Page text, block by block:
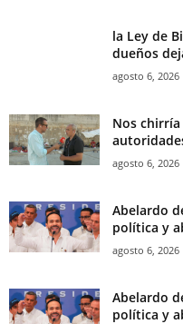
la Ley de
dueños
agosto 6, 2026
Nos
agosto 6, 2026
Abelardo
política y
agosto 6, 2026
Abelardo
política y